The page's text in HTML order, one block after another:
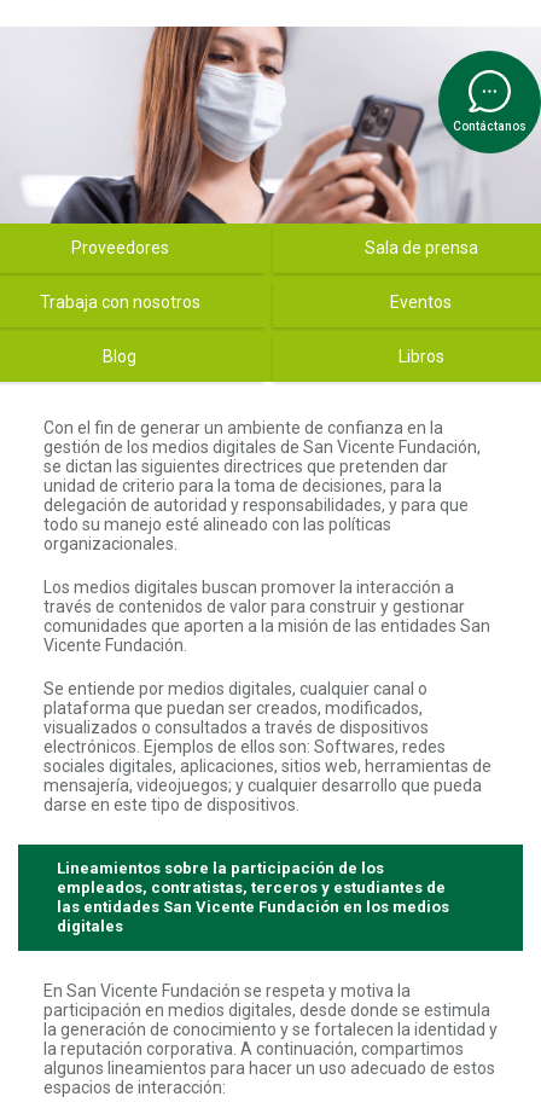
Proveedores Sala de prensa
Trabaja con nosotros Eventos
Blog Libros
Con el fin de generar un ambiente de confianza en la
gestión de los medios digitales de San Vicente Fundación,
se dictan las siguientes directrices que pretenden dar
unidad de criterio para la toma de decisiones, para la
delegación de autoridad y responsabilidades, y para que
todo su manejo esté alineado con las políticas
organizacionales.
Los medios digitales buscan promover la interacción a
través de contenidos de valor para construir y gestionar
comunidades que aporten a la misión de las entidades San
Vicente Fundación.
Se entiende por medios digitales, cualquier canal o
plataforma que puedan ser creados, modificados,
visualizados o consultados a través de dispositivos
electrónicos. Ejemplos de ellos son: Softwares, redes
sociales digitales, aplicaciones, sitios web, herramientas de
mensajería, videojuegos; y cualquier desarrollo que pueda
darse en este tipo de dispositivos.
Lineamientos sobre la participación de los
empleados, contratistas, terceros y estudiantes de
las entidades San Vicente Fundación en los medios
digitales
En San Vicente Fundación se respeta y motiva la
participación en medios digitales, desde donde se estimula
la generación de conocimiento y se fortalecen la identidad y
la reputación corporativa. A continuación, compartimos
algunos lineamientos para hacer un uso adecuado de estos
espacios de interacción:
Contáctanos